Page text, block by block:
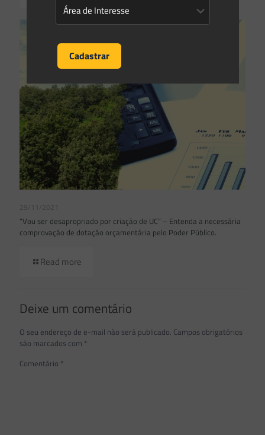
29/11/2021
“Vou ser desapropriado por criação de UC” – Entenda a necessária
comprovação de dotação orçamentária pelo Poder Público.
Read more
Deixe um comentário
O seu endereço de e-mail não será publicado. Campos obrigatórios
são marcados com *
Comentário *